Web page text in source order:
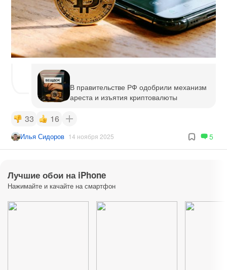
В правительстве РФ одобрили механизм
ареста и изъятия криптовалюты
33 16
Илья Сидоров 14 ноября 2025 5
Лучшие обои на iPhone
Нажимайте и качайте на смартфон